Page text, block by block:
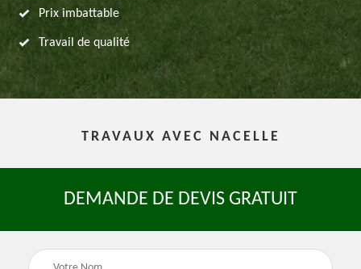
Prix imbattable
Travail de qualité
TRAVAUX AVEC NACELLE
DEMANDE DE DEVIS GRATUIT